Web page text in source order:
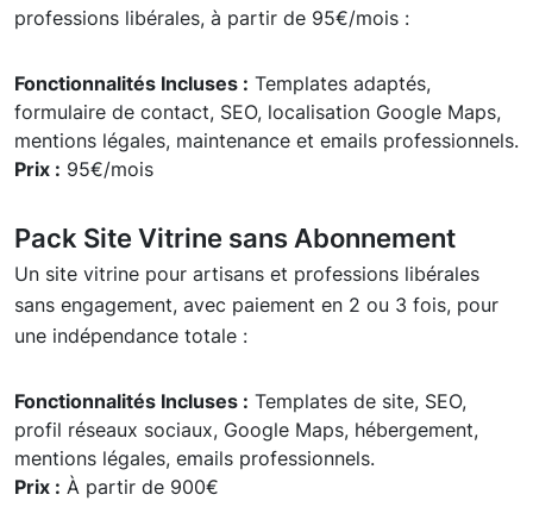
professions libérales, à partir de 95€/mois :
Fonctionnalités Incluses : Templates adaptés,
formulaire de contact, SEO, localisation Google Maps,
mentions légales, maintenance et emails professionnels.
Prix : 95€/mois
Pack Site Vitrine sans Abonnement
Un site vitrine pour artisans et professions libérales
sans engagement, avec paiement en 2 ou 3 fois, pour
une indépendance totale :
Fonctionnalités Incluses : Templates de site, SEO,
profil réseaux sociaux, Google Maps, hébergement,
mentions légales, emails professionnels.
Prix : À partir de 900€